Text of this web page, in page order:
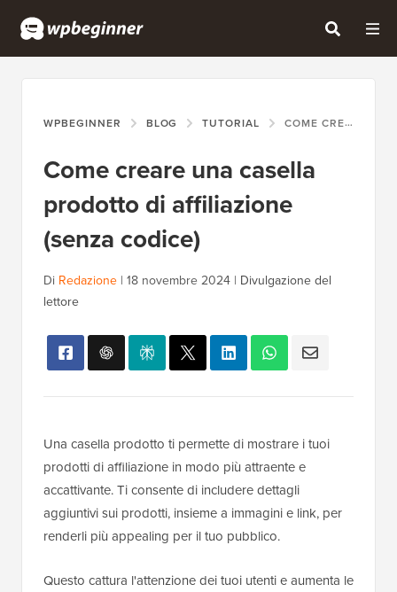
WPBEGINNER BLOG TUTORIAL COME CREARE UNA CASELLA PRODOTTO DI AFFILIAZIONE (SENZA CODICE)
Come creare una casella
prodotto di affiliazione
(senza codice)
Di Redazione | 18 novembre 2024 | Divulgazione del
lettore
Una casella prodotto ti permette di mostrare i tuoi
prodotti di affiliazione in modo più attraente e
accattivante. Ti consente di includere dettagli
aggiuntivi sui prodotti, insieme a immagini e link, per
renderli più appealing per il tuo pubblico.
Questo cattura l'attenzione dei tuoi utenti e aumenta le